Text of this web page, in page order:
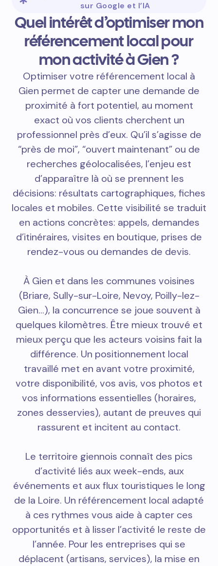
sur Google et l’IA
Quel intérêt d’optimiser mon
référencement local pour
mon activité à Gien ?
Optimiser votre référencement local à
Gien permet de capter une demande de
proximité à fort potentiel, au moment
exact où vos clients cherchent un
professionnel près d’eux. Qu’il s’agisse de
“près de moi”, “ouvert maintenant” ou de
recherches géolocalisées, l’enjeu est
d’apparaître là où se prennent les
décisions: résultats cartographiques, fiches
locales et mobiles. Cette visibilité se traduit
en actions concrètes: appels, demandes
d’itinéraires, visites en boutique, prises de
rendez-vous ou demandes de devis.
À Gien et dans les communes voisines
(Briare, Sully-sur-Loire, Nevoy, Poilly-lez-
Gien…), la concurrence se joue souvent à
quelques kilomètres. Être mieux trouvé et
mieux perçu que les acteurs voisins fait la
différence. Un positionnement local
travaillé met en avant votre proximité,
votre disponibilité, vos avis, vos photos et
vos informations essentielles (horaires,
zones desservies), autant de preuves qui
rassurent et incitent au contact.
Le territoire giennois connaît des pics
d’activité liés aux week-ends, aux
événements et aux flux touristiques le long
de la Loire. Un référencement local adapté
à ces rythmes vous aide à capter ces
opportunités et à lisser l’activité le reste de
l’année. Pour les entreprises qui se
déplacent (artisans, services), la mise en